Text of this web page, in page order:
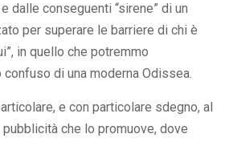
dalle conseguenti “sirene” di un
per superare le barriere di chi è
in quello che potremmo
di una moderna Odissea.
e con particolare sdegno, al
che lo promuove, dove